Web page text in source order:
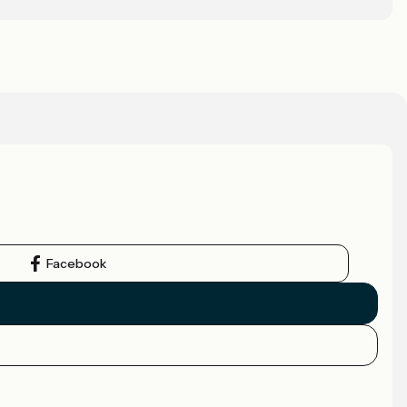
Facebook